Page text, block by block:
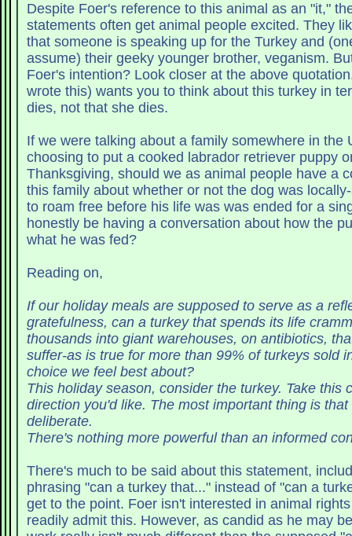
Despite Foer's reference to this animal as an "it,"
statements often get animal people excited. They like the exposure,
that someone is speaking up for the Turkey and
assume) their geeky younger brother, veganism. But is that really
Foer's intention? Look closer at the above quotation. Foer (or whoever
wrote this) wants you to think about this turkey in
dies, not that she dies.
If we were talking about a family somewhere in the
choosing to put a cooked labrador retriever puppy
Thanksgiving, should we as animal people have a
this family about whether or not the dog was
to roam free before his life was was ended for a single
honestly be having a conversation about how the
what he was fed?
Reading on,
If our holiday meals are supposed to serve as a
gratefulness, can a turkey that spends its life
thousands into giant warehouses, on antibiotics,
suffer-as is true for more than 99% of turkeys sold
choice we feel best about?
This holiday season, consider the turkey. Take this
direction you'd like. The most important thing is
deliberate.
There's nothing more powerful than an informed
There's much to be said about this statement,
phrasing "can a turkey that..." instead of "can a
get to the point. Foer isn't interested in animal rights and I'm sure he'd
readily admit this. However, as candid as he may be about this fact, his